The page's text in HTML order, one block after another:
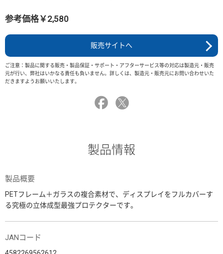
参考価格￥2,580
販売サイトへ
ご注意：製品に関する販売・製品保証・サポート・アフターサービス等の対応は製造元・販売
元が行い、弊社はいかなる責任も負いません。詳しくは、製造元・販売元にお問い合わせいた
だきますようお願いいたします。
製品情報
製品概要
PETフレーム＋ガラスの複合素材で、ディスプレイをフルカバーす
る究極の立体成型最強プロテクターです。
JANコード